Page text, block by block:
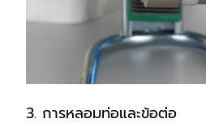
3. การหลอมท่อและข้อต่อ